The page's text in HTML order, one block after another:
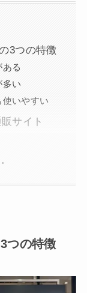
3つの特徴
る
多い
いやすい
サイト
つの特徴